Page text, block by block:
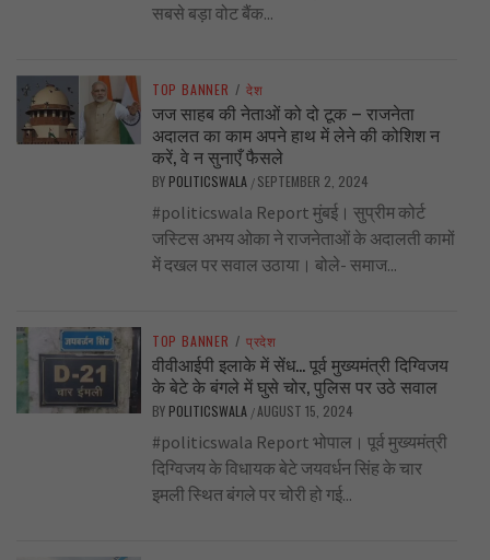
सबसे बड़ा वोट बैंक...
TOP BANNER / देश
जज साहब की नेताओं को दो टूक – राजनेता
अदालत का काम अपने हाथ में लेने की कोशिश न
करें, वे न सुनाएँ फैसले
BY POLITICSWALA / SEPTEMBER 2, 2024
#politicswala Report मुंबई। सुप्रीम कोर्ट
जस्टिस अभय ओका ने राजनेताओं के अदालती कामों
में दखल पर सवाल उठाया। बोले- समाज...
TOP BANNER / प्रदेश
वीवीआईपी इलाके में सेंध… पूर्व मुख्यमंत्री दिग्विजय
के बेटे के बंगले में घुसे चोर, पुलिस पर उठे सवाल
BY POLITICSWALA /AUGUST 15, 2024
#politicswala Report भोपाल। पूर्व मुख्यमंत्री
दिग्विजय के विधायक बेटे जयवर्धन सिंह के चार
इमली स्थित बंगले पर चोरी हो गई...